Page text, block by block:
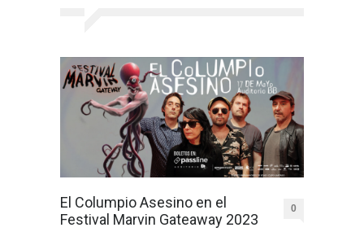
El Columpio Asesino en el
Festival Marvin Gateaway 2023
0